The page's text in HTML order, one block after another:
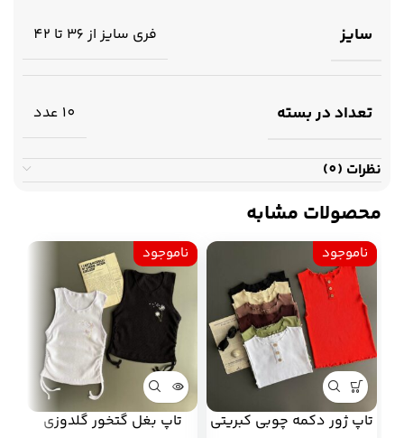
سایز فری سایز از 36 تا 42
تعداد در بسته 10 عدد
نظرات (0)
محصولات مشابه
ناموجود
تاپ ژور دکمه چوبی کبریتی
ناموجود
تاپ بغل گتخور گلدوزی